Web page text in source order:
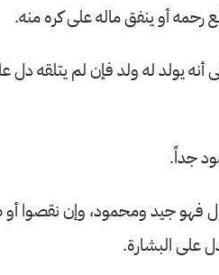
رحمه أو ينفق ماله على كره منه.
أنه يولد له ولد فإن لم يتلقه
جداً.
فهو جيد ومحمود، وإن نقصوا
على البشارة.